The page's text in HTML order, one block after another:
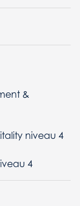
&
niveau 4
4